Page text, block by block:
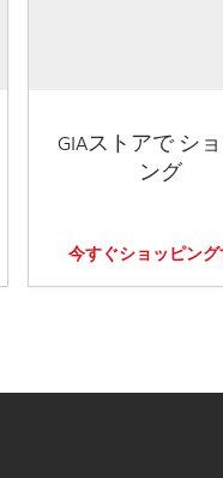
GIAストアで シ
ング
今すぐショッピング